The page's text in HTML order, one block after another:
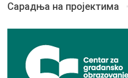
Сарадња на пројектима